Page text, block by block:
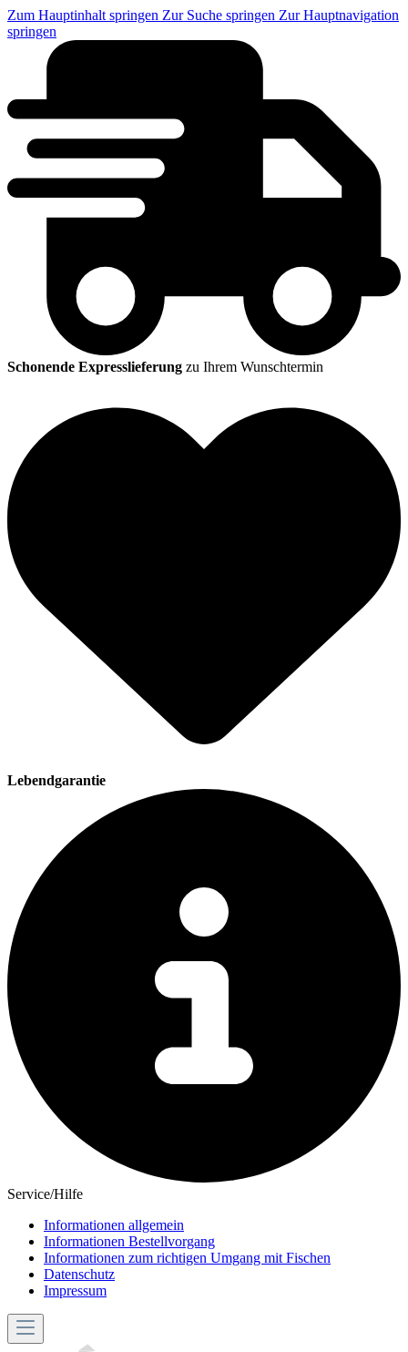
Zum Hauptinhalt springen Zur Suche springen Zur Hauptnavigation
springen
Schonende Expresslieferung zu Ihrem Wunschtermin
Lebendgarantie
Service/Hilfe
Informationen allgemein
Informationen Bestellvorgang
Informationen zum richtigen Umgang mit Fischen
Datenschutz
Impressum